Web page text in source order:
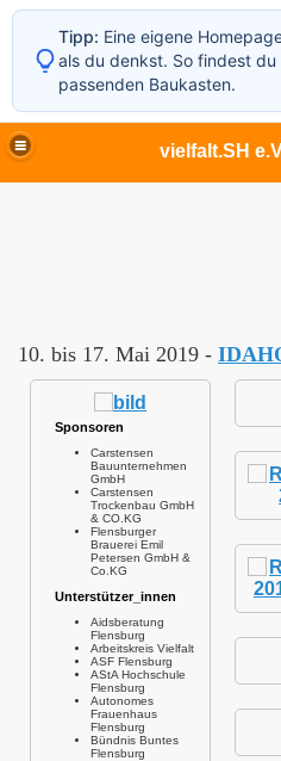
10. bis 17. Mai 2019 -
Sponsoren
Carstensen
Bauunternehmen
GmbH
Carstensen
Trockenbau GmbH
& CO.KG
Flensburger
Brauerei Emil
Petersen GmbH &
Co.KG
Unterstützer_innen
Aidsberatung
Flensburg
Arbeitskreis Vielfalt
ASF Flensburg
AStA Hochschule
Flensburg
Autonomes
Frauenhaus
Flensburg
Bündnis Buntes
Flensburg
Tipp: Eine eigene
als du denkst. So findest du
passenden Baukasten.